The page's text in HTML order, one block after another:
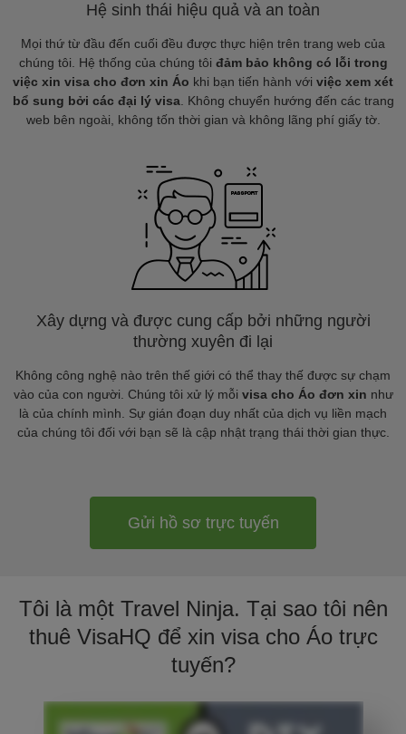
Hệ sinh thái hiệu quả và an toàn
Mọi thứ từ đầu đến cuối đều được thực hiện trên trang web của
chúng tôi. Hệ thống của chúng tôi đảm bảo không có lỗi trong
việc xin visa cho đơn xin Áo khi bạn tiến hành với việc xem xét
bổ sung bởi các đại lý visa. Không chuyển hướng đến các trang
web bên ngoài, không tốn thời gian và không lãng phí giấy tờ.
Xây dựng và được cung cấp bởi những người
thường xuyên đi lại
Không công nghệ nào trên thế giới có thể thay thế được sự chạm
vào của con người. Chúng tôi xử lý mỗi visa cho Áo đơn xin như
là của chính mình. Sự gián đoạn duy nhất của dịch vụ liền mạch
của chúng tôi đối với bạn sẽ là cập nhật trạng thái thời gian thực.
Gửi hồ sơ trực tuyến
Tôi là một Travel Ninja. Tại sao tôi nên
thuê VisaHQ để xin visa cho Áo trực
tuyến?